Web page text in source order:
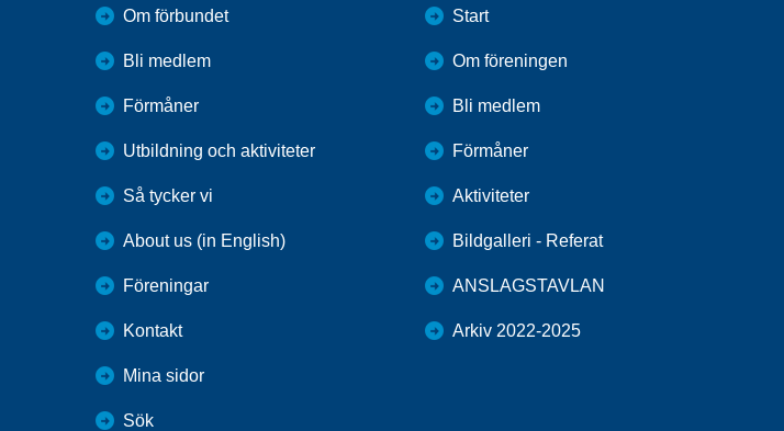
Om förbundet
Bli medlem
Förmåner
Utbildning och aktiviteter
Så tycker vi
About us (in English)
Föreningar
Kontakt
Mina sidor
Sök
Start
Om föreningen
Bli medlem
Förmåner
Aktiviteter
Bildgalleri - Referat
ANSLAGSTAVLAN
Arkiv 2022-2025